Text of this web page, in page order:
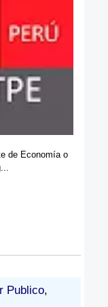
Profesional
Publico,